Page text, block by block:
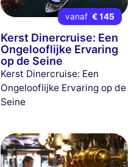
vanaf € 145
Kerst Dinercruise: Een
Ongelooflijke Ervaring
op de Seine
Kerst Dinercruise: Een
Ongelooflijke Ervaring op de
Seine